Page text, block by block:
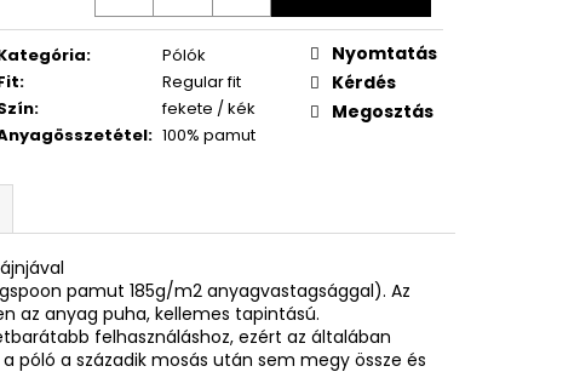
:
Pólók
:
Regular fit
:
fekete / kék
: 100% pamut
Nyomtatás
Kérdés
Megosztás
pamut 185g/m2 anyagvastagsággal). Az
az anyag puha, kellemes tapintású.
felhasználáshoz, ezért az általában
póló a századik mosás után sem megy össze és